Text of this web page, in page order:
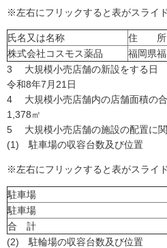
※左右にフリックすると表がスライド
氏名又は名称
住 所
株式会社コスモス薬品
福岡県
3 大規模小売店舗の新設をする日
令和8年7月21日
4 大規模小売店舗内の店舗面積の
1,378㎡
5 大規模小売店舗の施設の配置に
(1) 駐車場の収容台数及び位置
※左右にフリックすると表がスライド
駐車場
駐車場
合 計
(2) 駐輪場の収容台数及び位置